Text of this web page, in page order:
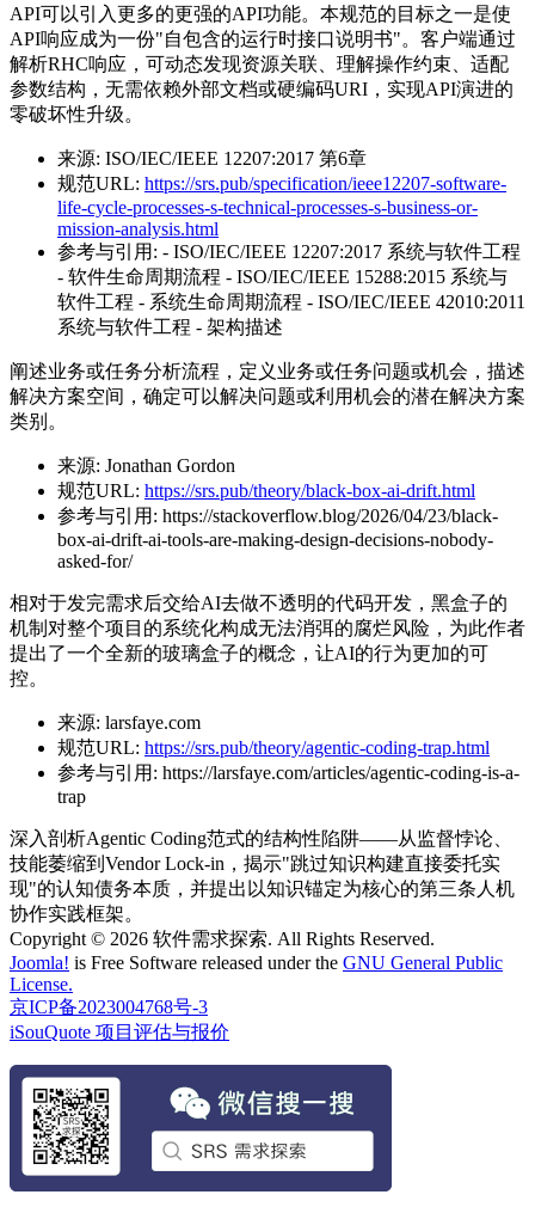
API可以引入更多的更强的API功能。本规范的目标之一是使
API响应成为一份"自包含的运行时接口说明书"。客户端通过
解析RHC响应，可动态发现资源关联、理解操作约束、适配
参数结构，无需依赖外部文档或硬编码URI，实现API演进的
零破坏性升级。
来源: ISO/IEC/IEEE 12207:2017 第6章
规范URL: https://srs.pub/specification/ieee12207-software-
life-cycle-processes-s-technical-processes-s-business-or-
mission-analysis.html
参考与引用: - ISO/IEC/IEEE 12207:2017 系统与软件工程
- 软件生命周期流程 - ISO/IEC/IEEE 15288:2015 系统与
软件工程 - 系统生命周期流程 - ISO/IEC/IEEE 42010:2011
系统与软件工程 - 架构描述
阐述业务或任务分析流程，定义业务或任务问题或机会，描述
解决方案空间，确定可以解决问题或利用机会的潜在解决方案
类别。
来源: Jonathan Gordon
规范URL: https://srs.pub/theory/black-box-ai-drift.html
参考与引用: https://stackoverflow.blog/2026/04/23/black-
box-ai-drift-ai-tools-are-making-design-decisions-nobody-
asked-for/
相对于发完需求后交给AI去做不透明的代码开发，黑盒子的
机制对整个项目的系统化构成无法消弭的腐烂风险，为此作者
提出了一个全新的玻璃盒子的概念，让AI的行为更加的可
控。
来源: larsfaye.com
规范URL: https://srs.pub/theory/agentic-coding-trap.html
参考与引用: https://larsfaye.com/articles/agentic-coding-is-a-
trap
深入剖析Agentic Coding范式的结构性陷阱——从监督悖论、
技能萎缩到Vendor Lock-in，揭示"跳过知识构建直接委托实
现"的认知债务本质，并提出以知识锚定为核心的第三条人机
协作实践框架。
Copyright © 2026 软件需求探索. All Rights Reserved.
Joomla! is Free Software released under the GNU General Public
License.
京ICP备2023004768号-3
iSouQuote 项目评估与报价